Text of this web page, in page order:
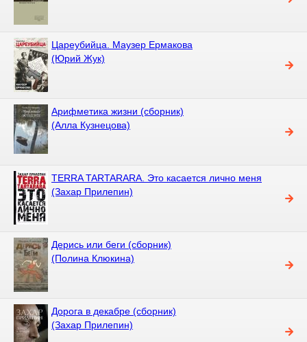
Цареубийца. Маузер Ермакова
(Юрий Жук)
Арифметика жизни (сборник)
(Алла Кузнецова)
TERRA TARTARARA. Это касается лично меня
(Захар Прилепин)
Дерись или беги (сборник)
(Полина Клюкина)
Дорога в декабре (сборник)
(Захар Прилепин)